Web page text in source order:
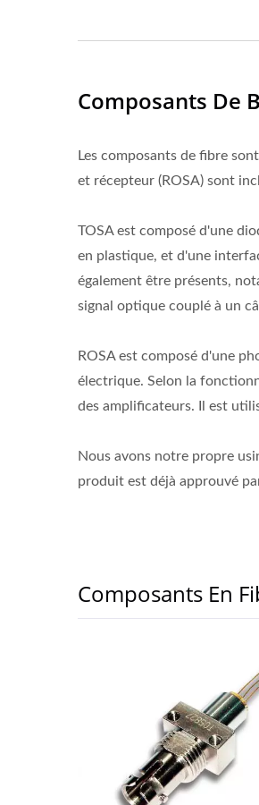
Composants De
Les composants de fibre
et récepteur (ROSA) sont
TOSA est composé d'une
en plastique, et d'une
également être présents,
signal optique couplé à un
ROSA est composé d'une
électrique. Selon la
des amplificateurs. Il est
Nous avons notre propre
produit est déjà approuvé
Composants En
Ibert X1 Mini